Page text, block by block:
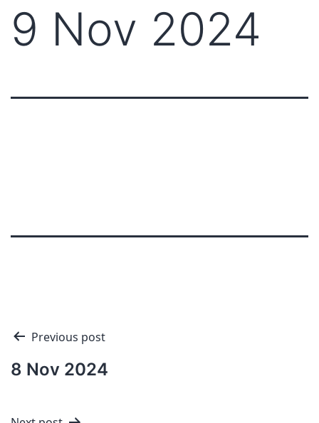
9 Nov 2024
Navigation
de
l'article
Previous post
8 Nov 2024